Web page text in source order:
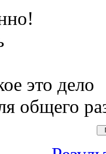
это дело
общего